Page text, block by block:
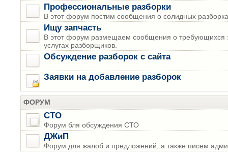
Профессиональные разборки
В этот форум постим сообщения о солидных
Ищу запчасть
В этот форум размещаем сообщения о требующихся
услугах разборщиков.
Обсуждение разборок с сайта
Заявки на добавление разборок
ФОРУМ
СТО
Форум бля обсуждения СТО
ДЖиП
Форум для жалоб и предложений, а также писем